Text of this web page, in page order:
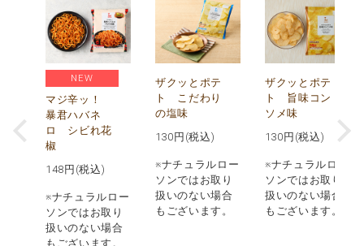
NEW
マジ辛ッ！
暴君ハバネ
ロ シビれ花
椒
148 円(税込)
※ナチュラルロー
ソンではお取り
扱いのない場合
もございます。
ザクッとポテ
ト こだわり
の塩味
130 円(税込)
※ナチュラルロー
ソンではお取り
扱いのない場合
もございます。
ザクッとポテ
ト 旨味コン
ソメ味
130 円(税込)
※ナチュラルロー
ソンではお取り
扱いのない場合
もございます。